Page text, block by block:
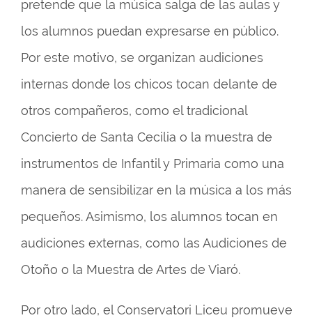
pretende que la música salga de las aulas y
los alumnos puedan expresarse en público.
Por este motivo, se organizan audiciones
internas donde los chicos tocan delante de
otros compañeros, como el tradicional
Concierto de Santa Cecilia o la muestra de
instrumentos de Infantil y Primaria como una
manera de sensibilizar en la música a los más
pequeños. Asimismo, los alumnos tocan en
audiciones externas, como las Audiciones de
Otoño o la Muestra de Artes de Viaró.
Por otro lado, el Conservatori Liceu promueve